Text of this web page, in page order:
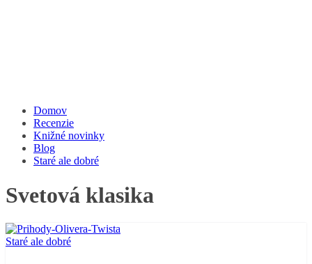
Domov
Recenzie
Knižné novinky
Blog
Staré ale dobré
Svetová klasika
Staré ale dobré